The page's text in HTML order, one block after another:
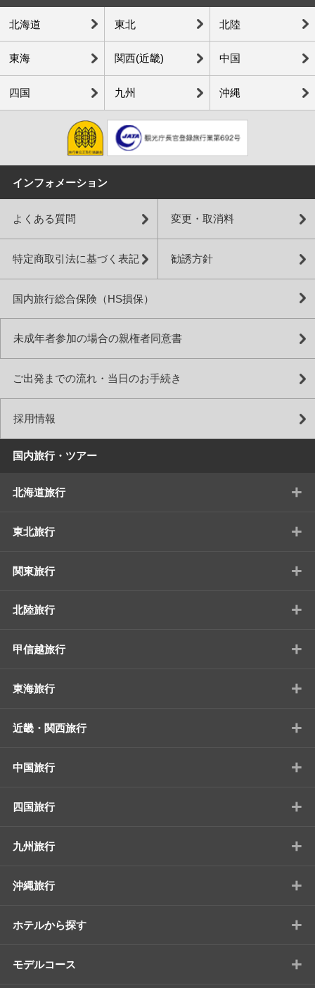
北海道 東北 北陸
東海 関西(近畿) 中国
四国 九州 沖縄
インフォメーション
よくある質問 変更・取消料
特定商取引法に基づく表記 勧誘方針
国内旅行総合保険（HS損保）
未成年者参加の場合の親権者同意書
ご出発までの流れ・当日のお手続き
採用情報
国内旅行・ツアー
北海道旅行 +
東北旅行 +
関東旅行 +
北陸旅行 +
甲信越旅行 +
東海旅行 +
近畿・関西旅行 +
中国旅行 +
四国旅行 +
九州旅行 +
沖縄旅行 +
ホテルから探す +
モデルコース +